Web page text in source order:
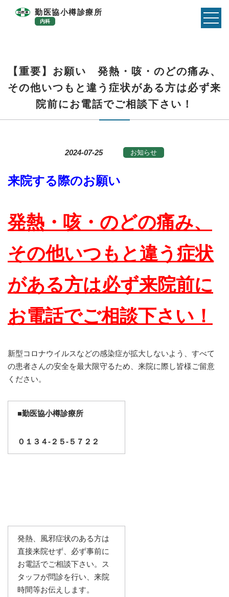
勤医協小樽診療所
内科
【重要】お願い 発熱・咳・のどの痛み、
その他いつもと違う症状がある方は必ず来
院前にお電話でご相談下さい！
2024-07-25 お知らせ
来院する際のお願い
発熱・咳・のどの痛み、
その他いつもと違う症状
がある方は必ず来院前に
お電話でご相談下さい！
新型コロナウイルスなどの感染症が拡大しないよう、すべて
の患者さんの安全を最大限守るため、来院に際し皆様ご留意
ください。
■勤医協小樽診療所
０１３４-２５-５７２２
発熱、風邪症状のある方は
直接来院せず、必ず事前に
お電話でご相談下さい。ス
タッフが問診を行い、来院
時間等お伝えします。